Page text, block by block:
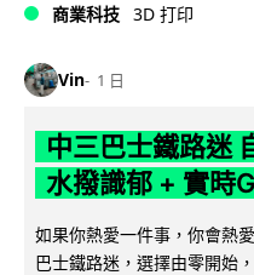
商業科技 3D 打印
Vin 1 日
中三巴士鐵路迷
水撥識郁 + 實時
如果你熱愛一件事，你會熱
巴士鐵路迷，選擇由零開始